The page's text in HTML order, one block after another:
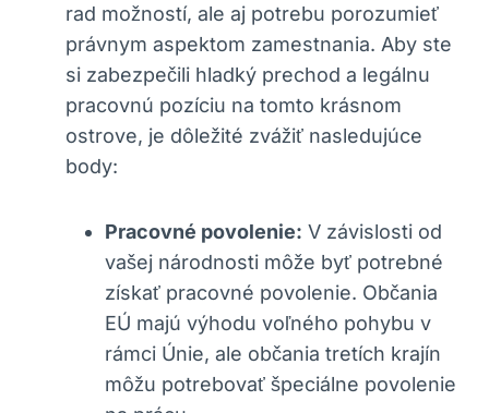
rad možností, ale aj potrebu porozumieť
právnym aspektom zamestnania. Aby ste
si zabezpečili hladký prechod a legálnu
pracovnú pozíciu na tomto krásnom
ostrove, je dôležité zvážiť nasledujúce
body:
Pracovné povolenie: V závislosti od
vašej národnosti môže byť potrebné
získať pracovné povolenie. Občania
EÚ majú výhodu voľného pohybu v
rámci Únie, ale občania tretích krajín
môžu potrebovať špeciálne povolenie